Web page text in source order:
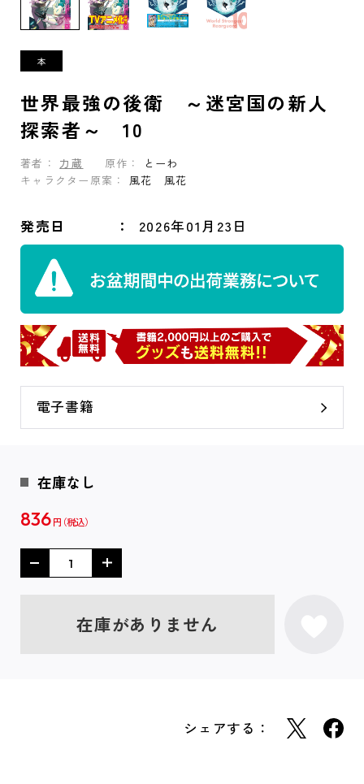
世界最強の後衛 ～迷宮国の新人
探索者～ 10
著者： 力蔵 原作：
とーわ
キャラクター原案：
風花 風花
発売日 2026年01月23日
電子書籍
在庫なし
836 円
在庫がありません
シェアする：